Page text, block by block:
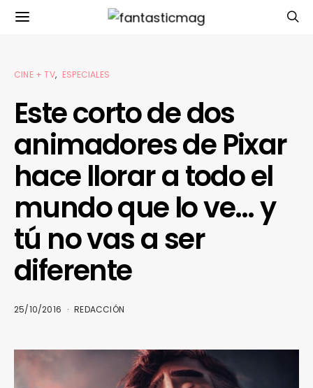
CINE + TV ESPECIALES
Este corto de dos
animadores de Pixar
hace llorar a todo el
mundo que lo ve… y
tú no vas a ser
diferente
25/10/2016 REDACCIÓN